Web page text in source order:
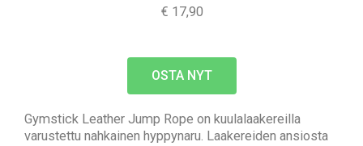
€ 17,90
OSTA NYT
Gymstick Leather Jump Rope on kuulalaakereilla
varustettu nahkainen hyppynaru. Laakereiden ansiosta